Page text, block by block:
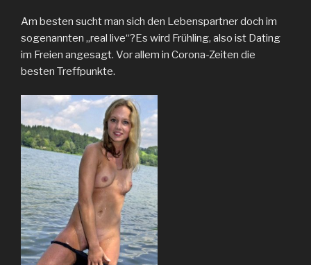
Am besten sucht man sich den Lebenspartner doch im
sogenannten „real live“?Es wird Frühling, also ist Dating
im Freien angesagt. Vor allem in Corona-Zeiten die
besten Treffpunkte.